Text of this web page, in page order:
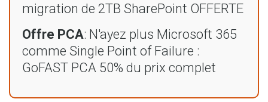
migration de 2TB SharePoint OFFERTE
Offre PCA: N'ayez plus Microsoft 365
comme Single Point of Failure :
GoFAST PCA 50% du prix complet